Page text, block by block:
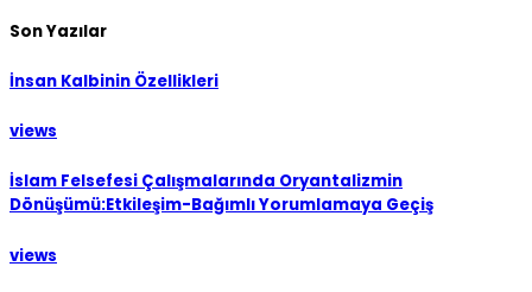
Son Yazılar
İnsan Kalbinin Özellikleri
views
İslam Felsefesi Çalışmalarında Oryantalizmin
Dönüşümü:Etkileşim-Bağımlı Yorumlamaya Geçiş
views